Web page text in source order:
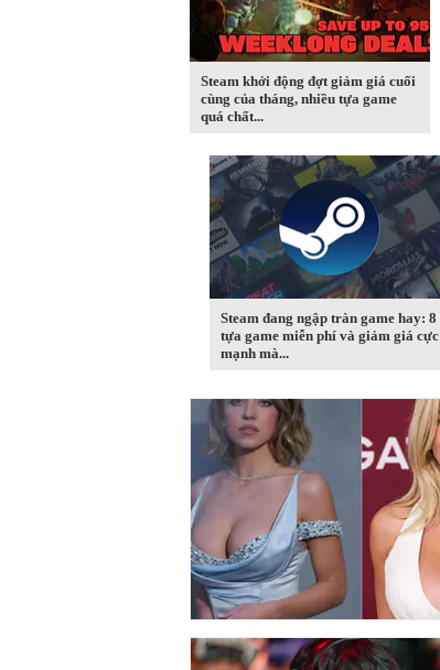
Steam khởi động đợt giảm giá cuối
cùng của tháng, nhiều tựa game
quá chất...
Steam đang ngập tràn game hay: 8
tựa game miễn phí và giảm giá cực
mạnh mà...